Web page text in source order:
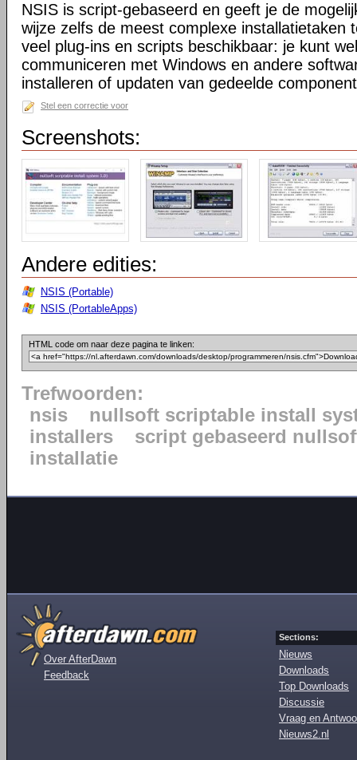
NSIS is script-gebaseerd en geeft je de
wijze zelfs de meest complexe installatietaken
veel plug-ins en scripts beschikbaar: je kunt
communiceren met Windows en andere
installeren of updaten van gedeelde
Stel een correctie voor
Screenshots:
Andere edities:
NSIS (Portable)
NSIS (PortableApps)
HTML code om naar deze pagina te linken:
Trefwoorden:
nsis
nullsoft scriptable install
installers
script gebaseerd
installatie
Over AfterDawn
Feedback
Sections:
Nieuws
Downloads
Top Downloads
Discussie
Vraag en
Nieuws2.nl